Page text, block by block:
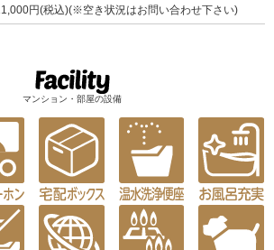
円(税込)(※空き状況はお問い合わせ下さい)
マンション・部屋の設備